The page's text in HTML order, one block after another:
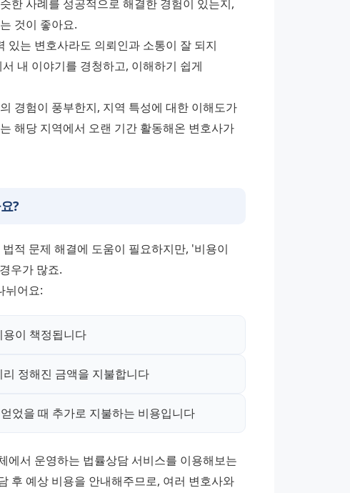
한 사례를 성공적으로 해결한 경험이 있는지,
것이 좋아요.
있는 변호사라도 의뢰인과 소통이 잘 되지
내 이야기를 경청하고, 이해하기 쉽게
경험이 풍부한지, 지역 특성에 대한 이해도가
해당 지역에서 오랜 기간 활동해온 변호사가
?
적 문제 해결에 도움이 필요하지만, '비용이
우가 많죠.
뉘어요:
이 책정됩니다
정해진 금액을 지불합니다
었을 때 추가로 지불하는 비용입니다
에서 운영하는 법률상담 서비스를 이용해보는
후 예상 비용을 안내해주므로, 여러 변호사와